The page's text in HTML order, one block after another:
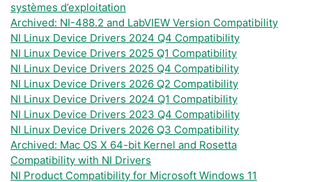
systèmes d’exploitation
Archived: NI-488.2 and LabVIEW Version Compatibility
NI Linux Device Drivers 2024 Q4 Compatibility
NI Linux Device Drivers 2025 Q1 Compatibility
NI Linux Device Drivers 2025 Q4 Compatibility
NI Linux Device Drivers 2026 Q2 Compatibility
NI Linux Device Drivers 2024 Q1 Compatibility
NI Linux Device Drivers 2023 Q4 Compatibility
NI Linux Device Drivers 2026 Q3 Compatibility
Archived: Mac OS X 64-bit Kernel and Rosetta
Compatibility with NI Drivers
NI Product Compatibility for Microsoft Windows 11